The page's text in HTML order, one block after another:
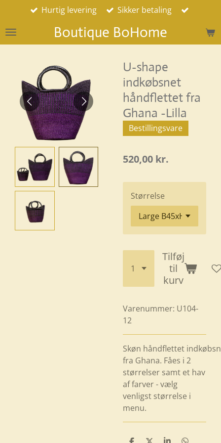
hovedindholdBoutique BoHome
Hurtig levering Sikker betaling
U-shape
indkøbsnet
håndflettet fra
Ghana -Lilla
Bestillingsvare
520,00 kr.
Størrelse
Tilføj
til
kurv
Varenummer: U104-
12
Skøn håndflettet
fra Ghana. Fåes i 2
størrelser samt et hav
af farver - vælg
venligst størrelse i
menu.